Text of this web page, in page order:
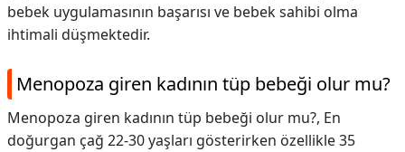
bebek uygulamasının başarısı ve bebek sahibi olma
ihtimali düşmektedir.
Menopoza giren kadının tüp bebeği olur mu?
Menopoza giren kadının tüp bebeği olur mu?, En
doğurgan çağ 22-30 yaşları gösterirken özellikle 35